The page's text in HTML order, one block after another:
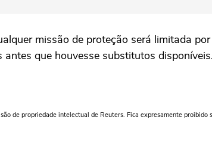
missão de proteção será limitada
que houvesse substitutos disponíveis.
de propriedade intelectual de Reuters. Fica expresamente